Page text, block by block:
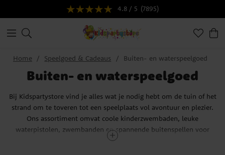
4.8 / 5 (7895)
Home Speelgoed & Cadeaus Buiten- en waterspeelgoed
Buiten- en waterspeelgoed
Bij Kidspartystore vind je alles wat je nodig hebt om de tuin of het
strand om te toveren tot een speelplaats vol avontuur en plezier.
Ons assortiment omvat coole kinderzwembaden, leuke
waterpistolen, zwembanden en spannende buitenspellen voor
kinderen van alle leeftijden.